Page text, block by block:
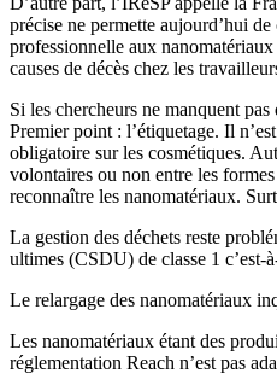
précise ne permette aujourd’hui
professionnelle aux
causes de décès chez les
Si les chercheurs ne manquent
Premier point : l’étiquetage. Il
obligatoire sur les cosmétiques.
volontaires ou non entre les
reconnaître les nanomatériaux.
La gestion des déchets reste
ultimes (CSDU) de classe 1 c’est-
Le relargage des nanomatériaux
Les nanomatériaux étant des
réglementation Reach n’est pas